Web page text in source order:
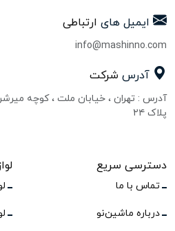
ایمیل های ارتباطی
info@mashinno.com
آدرس شرکت
آدرس : تهران ، خیابان ملت ، کوچه
پلاک ۲۴
دسترسی سریع
تماس با ما
درباره ماشین‌نو